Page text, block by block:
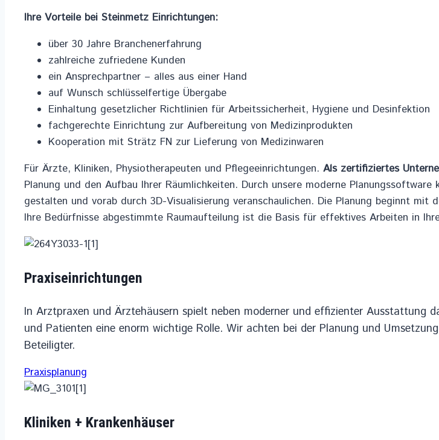
Ihre Vorteile bei Steinmetz Einrichtungen:
über 30 Jahre Branchenerfahrung
zahlreiche zufriedene Kunden
ein Ansprechpartner – alles aus einer Hand
auf Wunsch schlüsselfertige Übergabe
Einhaltung gesetzlicher Richtlinien für Arbeitssicherheit, Hygiene und Desinfektion
fachgerechte Einrichtung zur Aufbereitung von Medizinprodukten
Kooperation mit Strätz FN zur Lieferung von Medizinwaren
Für Ärzte, Kliniken, Physiotherapeuten und Pflegeeinrichtungen. Als zertifiziertes
Planung und den Aufbau Ihrer Räumlichkeiten. Durch unsere moderne Planungssoftware
gestalten und vorab durch 3D-Visualisierung veranschaulichen. Die Planung beginnt mit
Ihre Bedürfnisse abgestimmte Raumaufteilung ist die Basis für effektives Arbeiten in
Praxiseinrichtungen
In Arztpraxen und Ärztehäusern spielt neben moderner und effizienter Ausstattung
und Patienten eine enorm wichtige Rolle. Wir achten bei der Planung und
Beteiligter.
Praxisplanung
Kliniken + Krankenhäuser